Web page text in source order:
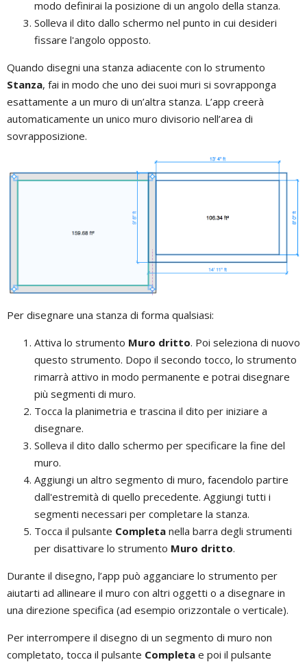
modo definirai la posizione di un angolo della stanza.
Solleva il dito dallo schermo nel punto in cui desideri
fissare l'angolo opposto.
Quando disegni una stanza adiacente con lo strumento
Stanza, fai in modo che uno dei suoi muri si sovrapponga
esattamente a un muro di un’altra stanza. L’app creerà
automaticamente un unico muro divisorio nell’area di
sovrapposizione.
Per disegnare una stanza di forma qualsiasi:
Attiva lo strumento Muro dritto. Poi seleziona di nuovo
questo strumento. Dopo il secondo tocco, lo strumento
rimarrà attivo in modo permanente e potrai disegnare
più segmenti di muro.
Tocca la planimetria e trascina il dito per iniziare a
disegnare.
Solleva il dito dallo schermo per specificare la fine del
muro.
Aggiungi un altro segmento di muro, facendolo partire
dall'estremità di quello precedente. Aggiungi tutti i
segmenti necessari per completare la stanza.
Tocca il pulsante Completa nella barra degli strumenti
per disattivare lo strumento Muro dritto.
Durante il disegno, l’app può agganciare lo strumento per
aiutarti ad allineare il muro con altri oggetti o a disegnare in
una direzione specifica (ad esempio orizzontale o verticale).
Per interrompere il disegno di un segmento di muro non
completato, tocca il pulsante Completa e poi il pulsante